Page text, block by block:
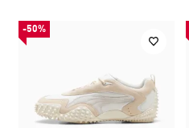
-50%